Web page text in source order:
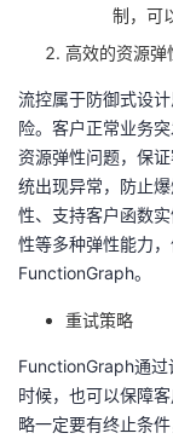
制，可
高效的资源弹
流控属于防御式设
险。客户正常业务
资源弹性问题，保
统出现异常，防止爆
性、支持客户函数
性等多种弹性能力
FunctionGraph。
重试策略
FunctionGraph通过
时候，也可以保障
略一定要有终止条